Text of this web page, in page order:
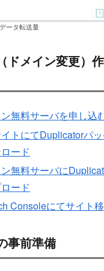
ータ転送量
ドメイン変更）
無料サーバを申し込
トにてDuplicatorパ
ード
無料サーバに
ード
Consoleにてサイト
事前準備